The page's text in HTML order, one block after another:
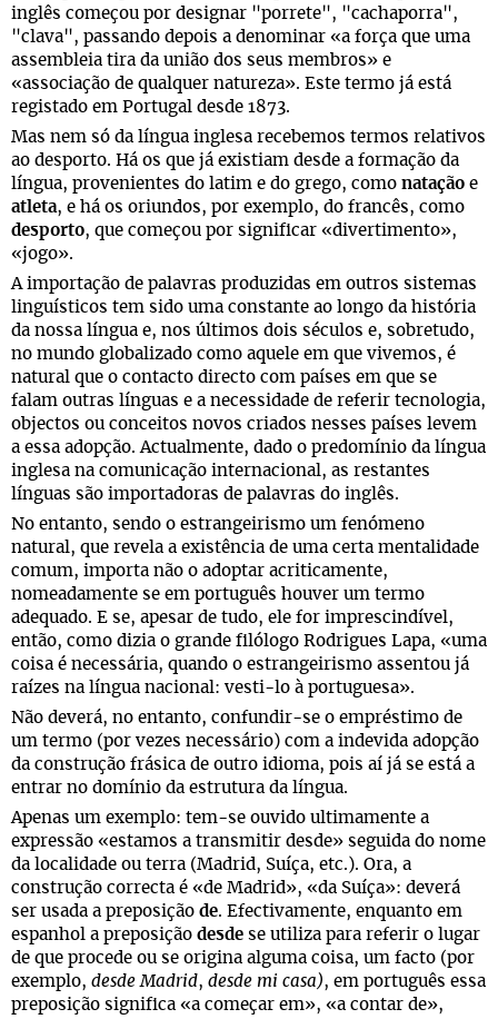
inglês começou por designar "porrete", "cachaporra",
"clava", passando depois a denominar «a força que uma
assembleia tira da união dos seus membros» e
«associação de qualquer natureza». Este termo já está
registado em Portugal desde 1873.
Mas nem só da língua inglesa recebemos termos relativos
ao desporto. Há os que já existiam desde a formação da
língua, provenientes do latim e do grego, como natação e
atleta, e há os oriundos, por exemplo, do francês, como
desporto, que começou por significar «divertimento»,
«jogo».
A importação de palavras produzidas em outros sistemas
linguísticos tem sido uma constante ao longo da história
da nossa língua e, nos últimos dois séculos e, sobretudo,
no mundo globalizado como aquele em que vivemos, é
natural que o contacto directo com países em que se
falam outras línguas e a necessidade de referir tecnologia,
objectos ou conceitos novos criados nesses países levem
a essa adopção. Actualmente, dado o predomínio da língua
inglesa na comunicação internacional, as restantes
línguas são importadoras de palavras do inglês.
No entanto, sendo o estrangeirismo um fenómeno
natural, que revela a existência de uma certa mentalidade
comum, importa não o adoptar acriticamente,
nomeadamente se em português houver um termo
adequado. E se, apesar de tudo, ele for imprescindível,
então, como dizia o grande filólogo Rodrigues Lapa, «uma
coisa é necessária, quando o estrangeirismo assentou já
raízes na língua nacional: vesti-lo à portuguesa».
Não deverá, no entanto, confundir-se o empréstimo de
um termo (por vezes necessário) com a indevida adopção
da construção frásica de outro idioma, pois aí já se está a
entrar no domínio da estrutura da língua.
Apenas um exemplo: tem-se ouvido ultimamente a
expressão «estamos a transmitir desde» seguida do nome
da localidade ou terra (Madrid, Suíça, etc.). Ora, a
construção correcta é «de Madrid», «da Suíça»: deverá
ser usada a preposição de. Efectivamente, enquanto em
espanhol a preposição desde se utiliza para referir o lugar
de que procede ou se origina alguma coisa, um facto (por
exemplo, desde Madrid, desde mi casa), em português essa
preposição significa «a começar em», «a contar de»,